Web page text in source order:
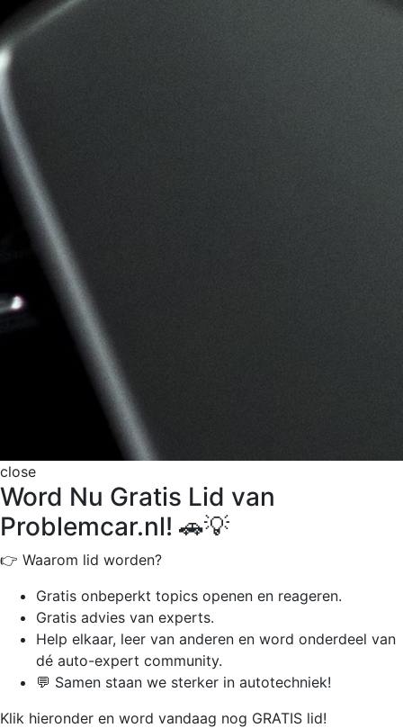
close
Word Nu Gratis Lid van
Problemcar.nl! 🚗💡
👉 Waarom lid worden?
Gratis onbeperkt topics openen en reageren.
Gratis advies van experts.
Help elkaar, leer van anderen en word onderdeel van
dé auto-expert community.
💬 Samen staan we sterker in autotechniek!
Klik hieronder en word vandaag nog GRATIS lid!